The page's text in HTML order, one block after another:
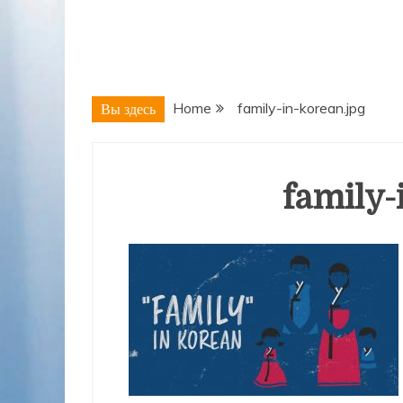
Вы здесь Home family-in-korean.jpg
family-